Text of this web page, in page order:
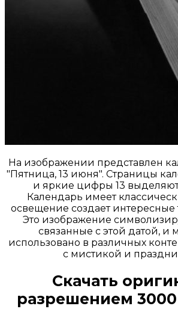
На изображении представлен
"Пятница, 13 июня". Страницы
и яркие цифры 13
Календарь имеет
освещение создает интересные
Это изображение
связанные с этой датой, и
использовано в различных
с мистикой и
Скачать
разрешением